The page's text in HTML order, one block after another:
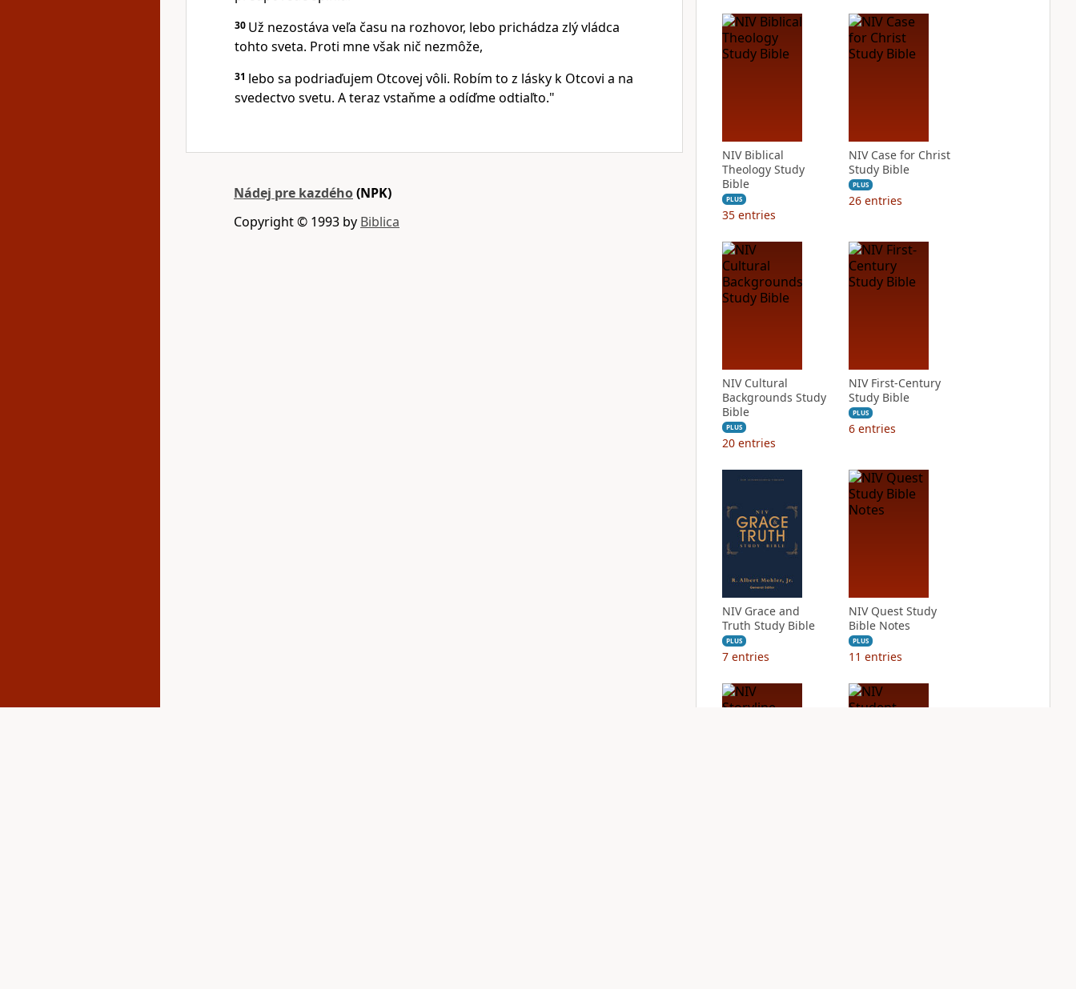
30 Už nezostáva veľa času na rozhovor, lebo prichádza zlý vládca
tohto sveta. Proti mne však nič nezmôže,
31 lebo sa podriaďujem Otcovej vôli. Robím to z lásky k Otcovi a na
svedectvo svetu. A teraz vstaňme a odíďme odtiaľto."
Nádej pre kazdého(NPK)
Copyright © 1993 by Biblica
NIV Biblical
Theology Study
Bible
PLUS
35 entries
NIV Case for Christ
Study Bible
PLUS
26 entries
NIV Cultural
Backgrounds Study
Bible
PLUS
20 entries
NIV First-Century
Study Bible
PLUS
6 entries
NIV Grace and
Truth Study Bible
PLUS
7 entries
NIV Quest Study
Bible Notes
PLUS
11 entries